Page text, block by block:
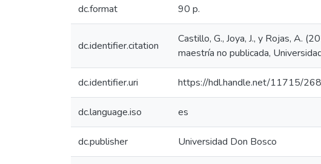
dc.format 90 p.
dc.identifier.citation
Castillo, G., Joya, J., y Rojas, A.
maestría no publicada,
dc.identifier.uri https://hdl.handle.net/11715/
dc.language.iso es
dc.publisher Universidad Don Bosco